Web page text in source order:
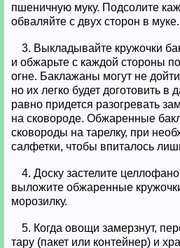
пшеничную муку. Подсолите
обваляйте с двух сторон в муке.
3. Выкладывайте кружочки
и обжарьте с каждой стороны
огне. Баклажаны могут не
но их легко будет доготовить
равно придется разогревать
на сковороде. Обжаренные
сковороды на тарелку, при
салфетки, чтобы впиталось
4. Доску застелите
выложите обжаренные
морозилку.
5. Когда овощи замерзнут,
тару (пакет или контейнер) и